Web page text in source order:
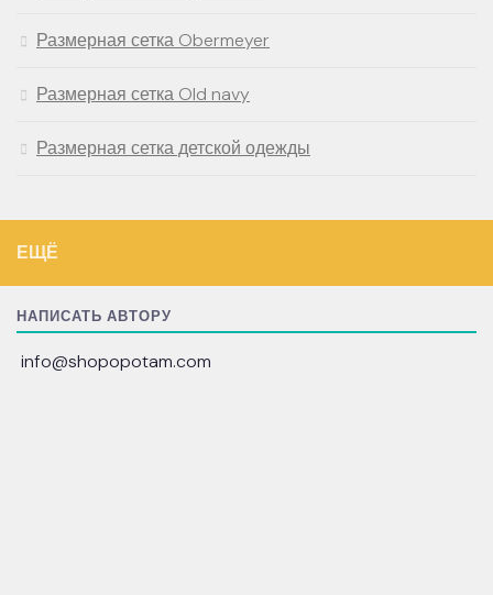
Размерная сетка Obermeyer
Размерная сетка Old navy
Размерная сетка детской одежды
ЕЩЁ
НАПИСАТЬ АВТОРУ
info@shopopotam.com